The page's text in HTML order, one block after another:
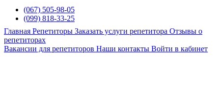
(067) 505-98-05
(099) 818-33-25
Главная Репетиторы Заказать услуги репетитора Отзывы о
репетиторах
Вакансии для репетиторов Наши контакты Войти в кабинет